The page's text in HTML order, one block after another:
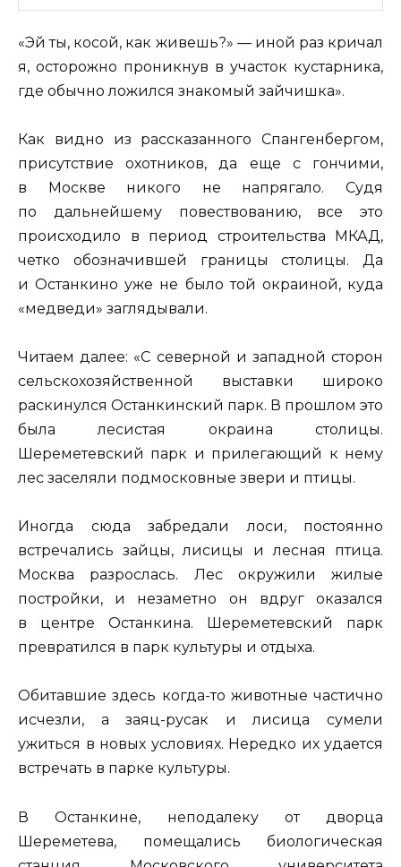
«Эй ты, косой, как живешь?» — иной раз кричал
я, осторожно проникнув в участок кустарника,
где обычно ложился знакомый зайчишка».
Как видно из рассказанного Спангенбергом,
присутствие охотников, да еще с гончими,
в Москве никого не напрягало. Судя
по дальнейшему повествованию, все это
происходило в период строительства МКАД,
четко обозначившей границы столицы. Да
и Останкино уже не было той окраиной, куда
«медведи» заглядывали.
Читаем далее: «С северной и западной сторон
сельскохозяйственной выставки широко
раскинулся Останкинский парк. В прошлом это
была лесистая окраина столицы.
Шереметевский парк и прилегающий к нему
лес заселяли подмосковные звери и птицы.
Иногда сюда забредали лоси, постоянно
встречались зайцы, лисицы и лесная птица.
Москва разрослась. Лес окружили жилые
постройки, и незаметно он вдруг оказался
в центре Останкина. Шереметевский парк
превратился в парк культуры и отдыха.
Обитавшие здесь когда-то животные частично
исчезли, а заяц-русак и лисица сумели
ужиться в новых условиях. Нередко их удается
встречать в парке культуры.
В Останкине, неподалеку от дворца
Шереметева, помещались биологическая